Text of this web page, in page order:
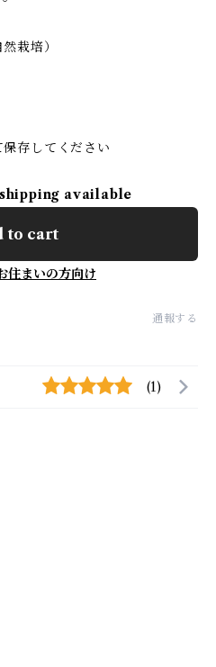
栽培）
存してください
available
to cart
住まいの方向け
通報する
(1)